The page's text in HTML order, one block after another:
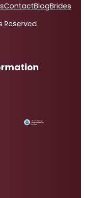
ContactBlogBrides
Reserved